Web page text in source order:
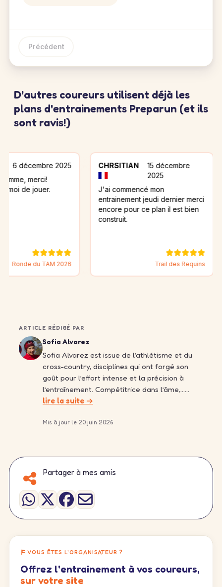
Précédent
D'autres coureurs utilisent déjà les
plans d'entrainements Preparun (et ils
sont ravis!)
2025
du TAM 2026
CHRSITIAN
15 décembre
J'ai commencé mon
entrainement jeudi dernier merci
encore pour ce plan il est bien
Trail des Requins
ARTICLE RÉDIGÉ PAR
Sofia Alvarez
Sofia Alvarez est issue de l’athlétisme et du
cross-country, disciplines qui ont forgé son
goût pour l’effort intense et la précision à
l’entraînement. Compétitrice dans l’âme,……
lire la suite →
Mis à jour le 20 juin 2026
Partager à mes amis
VOUS ÊTES L'ORGANISATEUR ?
Offrez l'entrainement à vos coureurs,
sur votre site